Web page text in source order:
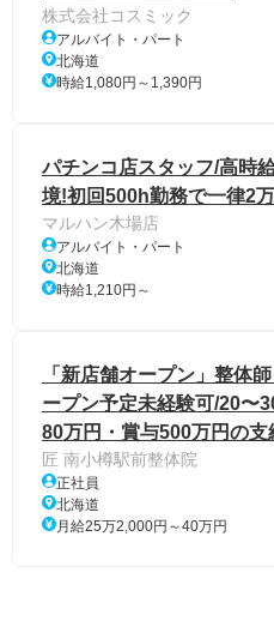
株式会社コスミック
アルバイト・パート
北海道
時給1,080円～1,390円
パチンコ店スタッフ/高時
境!初回500h勤務で一律2
マルハン木場店
アルバイト・パート
北海道
時給1,210円～
「新店舗オープン」整体
ープン予定未経験可/20〜
80万円・賞与500万円の支
匠 南小樽駅前整体院
正社員
北海道
月給25万2,000円～40万円